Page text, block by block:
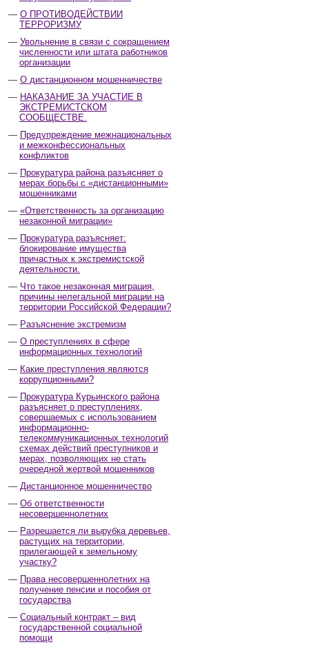
О ПРОТИВОДЕЙСТВИИ
ТЕРРОРИЗМУ
Увольнение в связи с сокращением
численности или штата работников
организации
О дистанционном мошенничестве
НАКАЗАНИЕ ЗА УЧАСТИЕ В
ЭКСТРЕМИСТСКОМ
СООБЩЕСТВЕ.
Предупреждение межнациональных
и межконфессиональных
конфликтов
Прокуратура района разъясняет о
мерах борьбы с «дистанционными»
мошенниками
«Ответственность за организацию
незаконной миграции»
Прокуратура разъясняет:
блокирование имущества
причастных к экстремистской
деятельности.
Что такое незаконная миграция,
причины нелегальной миграции на
территории Российской Федерации?
Разъяснение экстремизм
О преступлениях в сфере
информационных технологий
Какие преступления являются
коррупционными?
Прокуратура Курьинского района
разъясняет о преступлениях,
совершаемых с использованием
информационно-
телекоммуникационных технологий
схемах действий преступников и
мерах, позволяющих не стать
очередной жертвой мошенников
Дистанционное мошенничество
Об ответственности
несовершеннолетних
Разрешается ли вырубка деревьев,
растущих на территории,
прилегающей к земельному
участку?
Права несовершеннолетних на
получение пенсии и пособия от
государства
Социальный контракт – вид
государственной социальной
помощи